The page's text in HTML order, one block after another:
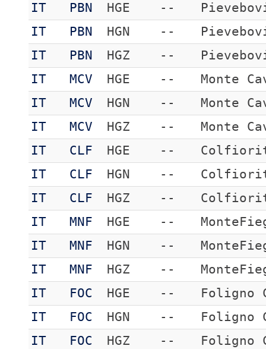
IT PBN HGE --
IT
PBN HGN --
IT
PBN HGZ --
IT
MCV HGE --
Monte
IT
MCV HGN --
Monte
IT
MCV HGZ --
Monte
IT
CLF HGE --
IT
CLF HGN --
IT
CLF HGZ --
IT
MNF HGE --
IT
MNF HGN --
IT
MNF HGZ --
IT
FOC HGE --
IT
FOC HGN --
IT
FOC HGZ --